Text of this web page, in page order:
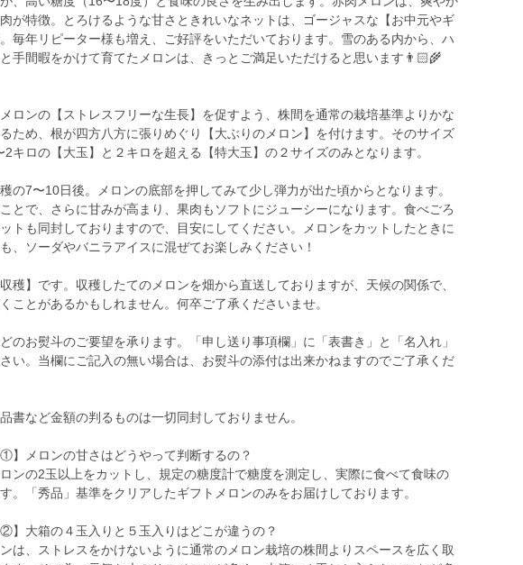
が特徴。とろけるような甘さときれいなネットは、ゴージャスな【お中元やギ
毎年リピーター様も増え、ご好評をいただいております。雪のある内から、ハ
手間暇をかけて育てたメロンは、きっとご満足いただけると思います👨🏻‍🌾
ロンの【ストレスフリーな生長】を促すよう、株間を通常の栽培基準よりかな
ため、根が四方八方に張りめぐり【大ぶりのメロン】を付けます。そのサイズ
キロの【大玉】と２キロを超える【特大玉】の２サイズのみとなります。
穫の7〜10日後。メロンの底部を押してみて少し弾力が出た頃からとなります。
とで、さらに甘みが高まり、果肉もソフトにジューシーになります。食べごろ
トも同封しておりますので、目安にしてください。メロンをカットしたときに
、ソーダやバニラアイスに混ぜてお楽しみください！
穫】です。収穫したてのメロンを畑から直送しておりますが、天候の関係で、
ことがあるかもしれません。何卒ご了承くださいませ。
のお熨斗のご要望を承ります。「申し送り事項欄」に「表書き」と「名入れ」
い。当欄にご記入の無い場合は、お熨斗の添付は出来かねますのでご了承くだ
書など金額の判るものは一切同封しておりません。
①】メロンの甘さはどうやって判断するの？
ンの2玉以上をカットし、規定の糖度計で糖度を測定し、実際に食べて食味の
。「秀品」基準をクリアしたギフトメロンのみをお届けしております。
②】大箱の４玉入りと５玉入りはどこが違うの？
は、ストレスをかけないように通常のメロン栽培の株間よりスペースを広く取